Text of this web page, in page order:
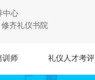
中心
齐礼仪书院
训师 礼仪人才考评